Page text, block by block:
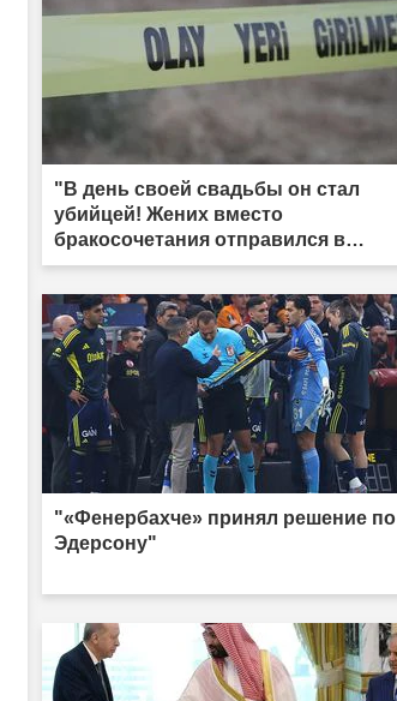
"В день своей свадьбы он стал
убийцей! Жених вместо
бракосочетания отправился в
тюрьму."
"«Фенербахче» принял решение по
Эдерсону"